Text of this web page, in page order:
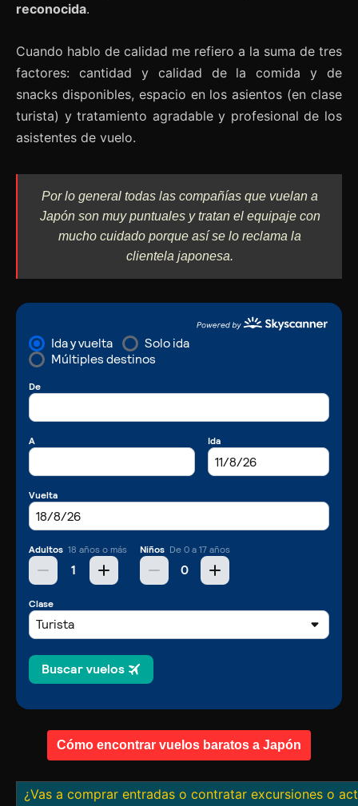
reconocida.
Cuando hablo de calidad me refiero a la suma de tres
factores: cantidad y calidad de la comida y de
snacks disponibles, espacio en los asientos (en clase
turista) y tratamiento agradable y profesional de los
asistentes de vuelo.
Por lo general todas las compañías que vuelan a
Japón son muy puntuales y tratan el equipaje con
mucho cuidado porque así se lo reclama la
clientela japonesa.
Cómo encontrar vuelos baratos a Japón
¿Vas a comprar entradas o contratar excursiones o